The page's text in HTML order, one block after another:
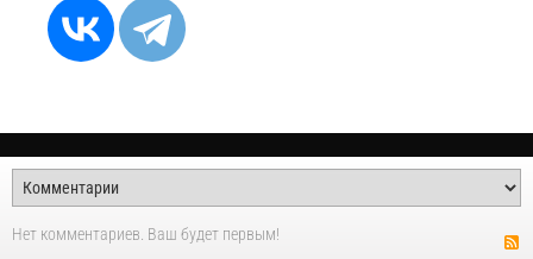
Нет комментариев. Ваш будет первым!